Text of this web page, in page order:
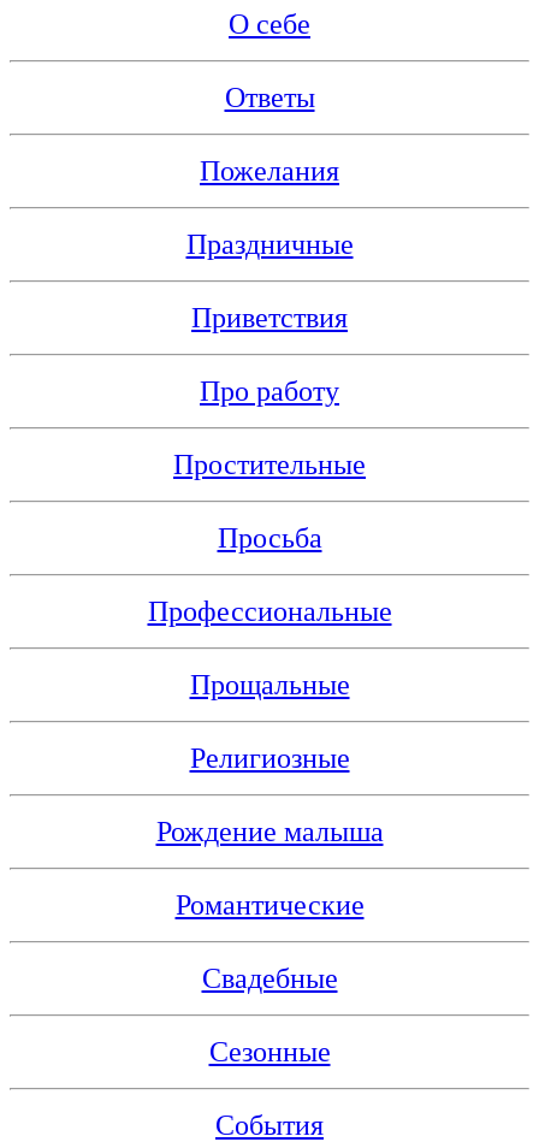
О себе
Ответы
Пожелания
Праздничные
Приветствия
Про работу
Простительные
Просьба
Профессиональные
Прощальные
Религиозные
Рождение малыша
Романтические
Свадебные
Сезонные
События